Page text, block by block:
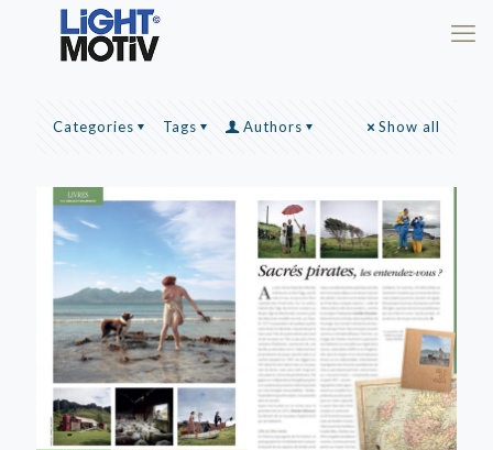
Categories Tags Authors Show all